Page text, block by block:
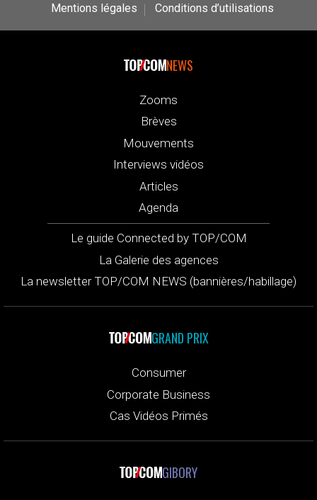
Mentions légales
Conditions d’utilisations
NEWS
Zooms
Brèves
Mouvements
Interviews vidéos
Articles
Agenda
Le guide Connected by TOP/COM
La Galerie des agences
La newsletter TOP/COM NEWS (bannières/habillage)
GRAND PRIX
Consumer
Corporate Business
Cas Vidéos Primés
GIBORY